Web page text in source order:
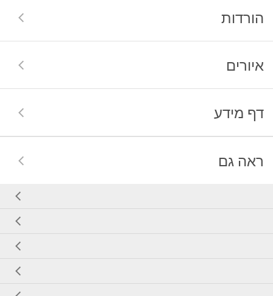
הורדות
איורים
דף מידע
ראה גם